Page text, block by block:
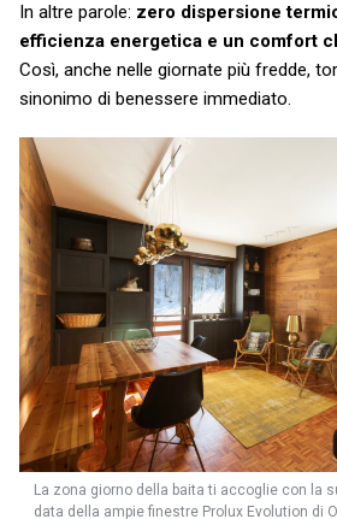
In altre parole: zero dispersione
efficienza energetica e un comfort
Così, anche nelle giornate più fredde,
sinonimo di benessere immediato.
La zona giorno della baita ti accoglie con la
data della ampie finestre Prolux Evolution di